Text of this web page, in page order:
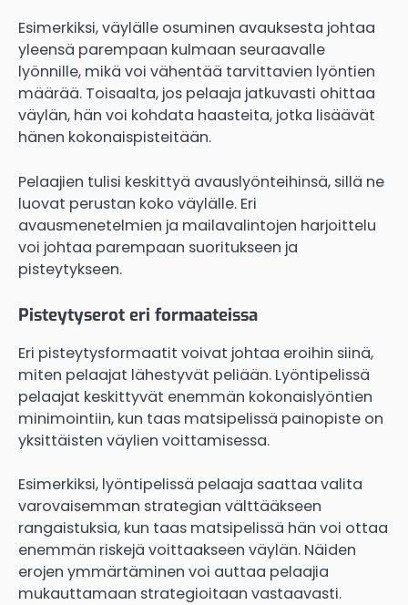
Esimerkiksi, väylälle osuminen avauksesta johtaa
yleensä parempaan kulmaan seuraavalle
lyönnille, mikä voi vähentää tarvittavien lyöntien
määrää. Toisaalta, jos pelaaja jatkuvasti ohittaa
väylän, hän voi kohdata haasteita, jotka lisäävät
hänen kokonaispisteitään.
Pelaajien tulisi keskittyä avauslyönteihinsä, sillä ne
luovat perustan koko väylälle. Eri
avausmenetelmien ja mailavalintojen harjoittelu
voi johtaa parempaan suoritukseen ja
pisteytykseen.
Pisteytyserot eri formaateissa
Eri pisteytysformaatit voivat johtaa eroihin siinä,
miten pelaajat lähestyvät peliään. Lyöntipelissä
pelaajat keskittyvät enemmän kokonaislyöntien
minimointiin, kun taas matsipelissä painopiste on
yksittäisten väylien voittamisessa.
Esimerkiksi, lyöntipelissä pelaaja saattaa valita
varovaisemman strategian välttääkseen
rangaistuksia, kun taas matsipelissä hän voi ottaa
enemmän riskejä voittaakseen väylän. Näiden
erojen ymmärtäminen voi auttaa pelaajia
mukauttamaan strategioitaan vastaavasti.